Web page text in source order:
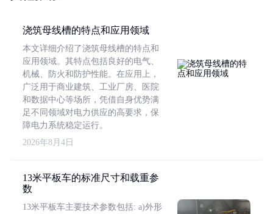
浇筑母线槽的特点和应用领域
本文详细介绍了浇筑母线槽的特点和
应用领域。其特点包括良好的电气、
机械、防火和防护性能。在应用上，
广泛用于商业建筑、工业厂房、医院
和数据中心等场所，凭借自身优势满
足不同领域对电力供应的高要求，保
障电力系统稳定运行。
2026年8月4日
13米平板车的标准尺寸和载重参
数
13米平板车主要技术参数包括: a)外形